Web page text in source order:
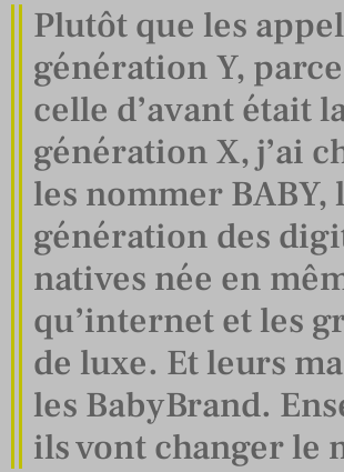
Plutôt que les
génération Y,
celle d’avant était
génération X, j’ai
les nommer BABY,
génération des
natives née en
qu’internet et les
de luxe. Et leurs
les BabyBrand.
ils vont changer le